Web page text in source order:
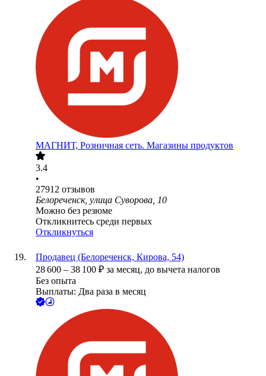
МАГНИТ, Розничная сеть. Магазины продуктов
3.4
•
27912 отзывов
Белореченск, улица Суворова, 10
Можно без резюме
Откликнитесь среди первых
Откликнуться
Продавец (Белореченск, Кирова, 54)
28 600 – 38 100 ₽ за месяц, до вычета налогов
Без опыта
Выплаты: Два раза в месяц